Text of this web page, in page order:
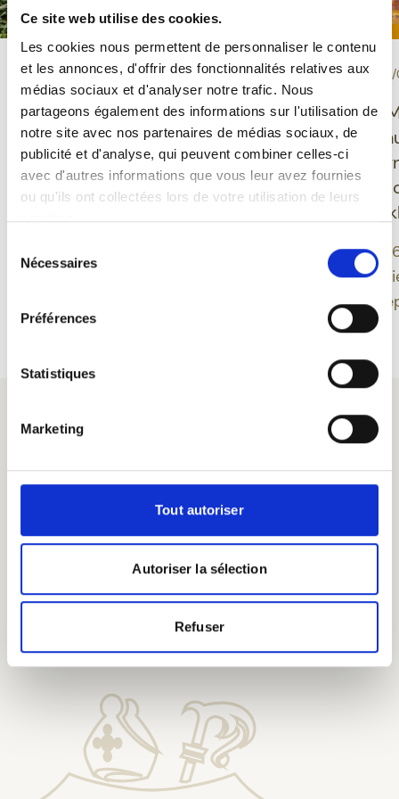
Ce site web utilise des cookies.
Les cookies nous permettent de personnaliser le contenu
et les annonces, d'offrir des fonctionnalités relatives aux
médias sociaux et d'analyser notre trafic. Nous
partageons également des informations sur l'utilisation de
notre site avec nos partenaires de médias sociaux, de
publicité et d'analyse, qui peuvent combiner celles-ci
avec d'autres informations que vous leur avez fournies
ou qu'ils ont collectées lors de votre utilisation de leurs
services.
Nécessaires
Préférences
Statistiques
Marketing
Tout autoriser
Autoriser la sélection
Refuser
PROEVERIJ-10/06/2026
Grisette Bio glutenvrij:
een Belgisch bier dat
plezier, evenwicht en
moderniteit verenigt
Grisette biedt een
Belgisch bier door
integreren in een
verankerd is in een
brouwkennis.
EVENEMENT-
Ducasse de
Feuillien
nieuwe
geïnspireerd
Montoise
Een editie
band tussen
erfgoed
Proef onze bieren bij onze